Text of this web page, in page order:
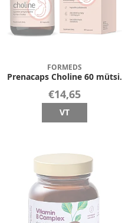
FORMEDS
Prenacaps Choline 60 mütsi.
€14,65
VT